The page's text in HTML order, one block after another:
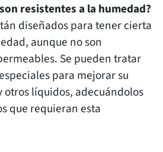
resistentes a la humedad?
diseñados para tener cierta
aunque no son
Se pueden tratar
para mejorar su
otros líquidos, adecuándolos
que requieran esta